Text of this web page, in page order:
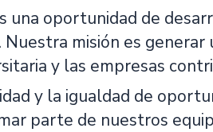
una oportunidad de
misión es
y las empresas
y la igualdad de
parte de nuestros